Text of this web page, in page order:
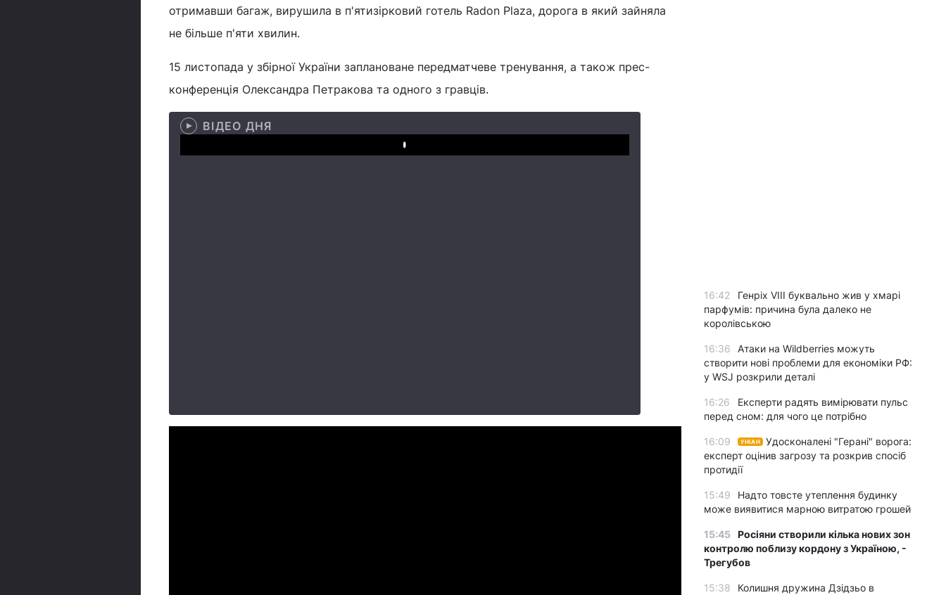
отримавши багаж, вирушила в п'ятизірковий готель Radon Plaza, дорога в який зайняла
не більше п'яти хвилин.
15 листопада у збірної України заплановане передматчеве тренування, а також прес-
конференція Олександра Петракова та одного з гравців.
ВІДЕО ДНЯ
Play
16:42
Генріх VIII буквально жив у хмарі
парфумів: причина була далеко не
королівською
16:36
Атаки на Wildberries можуть
створити нові проблеми для економіки РФ:
у WSJ розкрили деталі
16:26
Експерти радять вимірювати пульс
перед сном: для чого це потрібно
16:09 УНІАН
Удосконалені "Герані" ворога:
експерт оцінив загрозу та розкрив спосіб
протидії
15:49
Надто товсте утеплення будинку
може виявитися марною витратою грошей
15:45 Росіяни створили кілька нових зон
контролю поблизу кордону з Україною, -
Трегубов
15:38
Колишня дружина Дзідзьо в